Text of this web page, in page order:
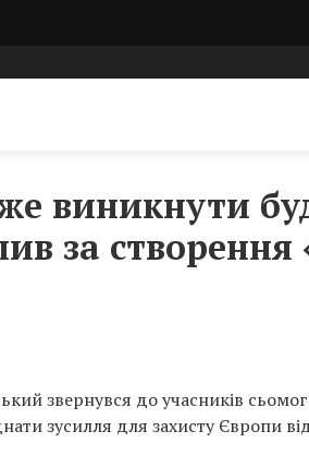
виникнути
за створення
звернувся до учасників
зусилля для захисту Європи